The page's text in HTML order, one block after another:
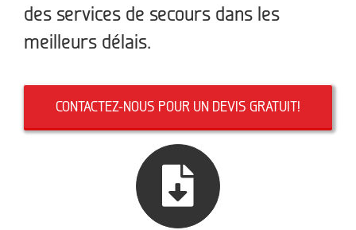
des services de secours dans les
meilleurs délais.
CONTACTEZ-NOUS POUR UN DEVIS GRATUIT!